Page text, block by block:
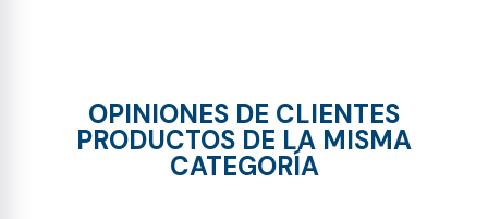
OPINIONES DE CLIENTES
PRODUCTOS DE LA MISMA
CATEGORÍA